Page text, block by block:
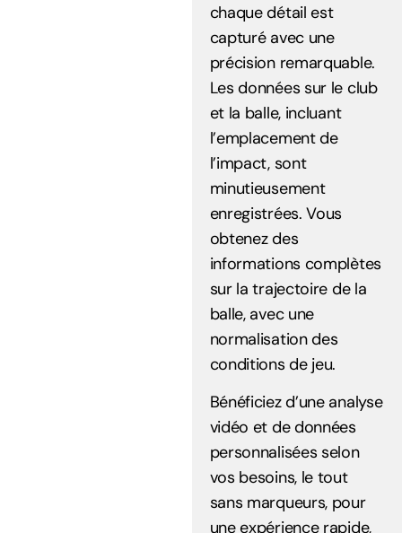
chaque détail est
capturé avec une
précision remarquable.
Les données sur le club
et la balle, incluant
l’emplacement de
l’impact, sont
minutieusement
enregistrées. Vous
obtenez des
informations complètes
sur la trajectoire de la
balle, avec une
normalisation des
conditions de jeu.
Bénéficiez d’une analyse
vidéo et de données
personnalisées selon
vos besoins, le tout
sans marqueurs, pour
une expérience rapide,